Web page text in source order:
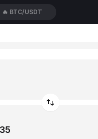
🔥 BTC/USDT